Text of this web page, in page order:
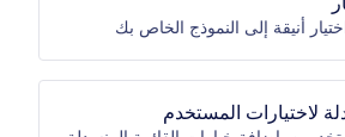
أنيقة إلى النموذج الخاص بك
لاختيارات المستخدم